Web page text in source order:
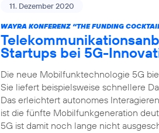
11. Dezember 2020
WAYRA KONFERENZ “THE FUNDING
Startups bei 5G-
Die neue Mobilfunktechnologie 5G
Sie liefert beispielsweise schnellere
Das erleichtert autonomes
ist die fünfte Mobilfunkgeneration
5G ist damit noch lange nicht